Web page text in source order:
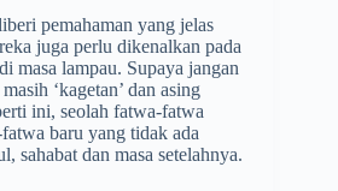
pemahaman yang jelas
juga perlu dikenalkan pada
masa lampau. Supaya jangan
‘kagetan’ dan asing
ini, seolah fatwa-fatwa
baru yang tidak ada
sahabat dan masa setelahnya.